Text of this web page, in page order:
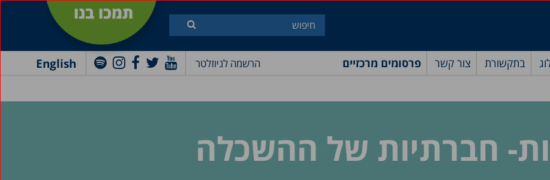
תמכו בנו
בתקשורת צור קשר פרסומים מרכזיים הרשמה לניוזלטר English
חברתיות של ההשכלה